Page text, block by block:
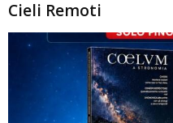
Cieli Remoti